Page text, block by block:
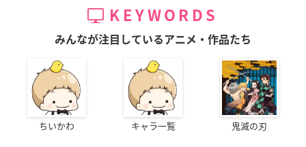
KEYWORDS
みんなが注目しているアニメ・作品たち
ちいかわ キャラ一覧 鬼滅の刃